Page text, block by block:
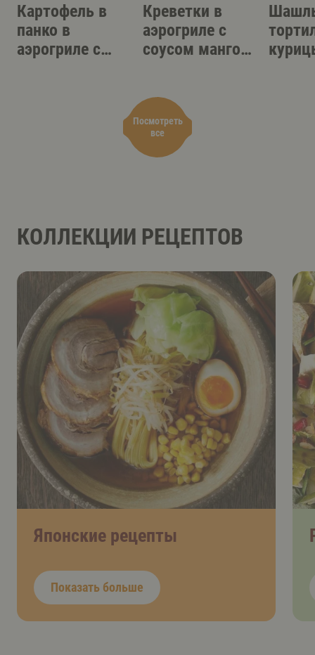
Посмотреть
все
Картофель в
панко в
аэрогриле с
Креветки в
аэрогриле с
соусом манго-
КОЛЛЕКЦИИ РЕЦЕПТОВ
Японские рецепты
Показать больше